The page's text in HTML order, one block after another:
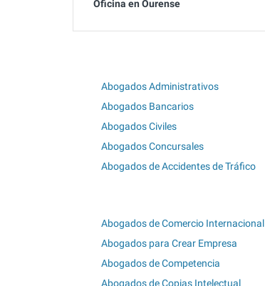
Oficina en Ourense
Abogados Administrativos
Abogados Bancarios
Abogados Civiles
Abogados Concursales
Abogados de Accidentes de Tráfico
Abogados de Comercio Internacional
Abogados para Crear Empresa
Abogados de Competencia
Abogados de Copias Intelectual